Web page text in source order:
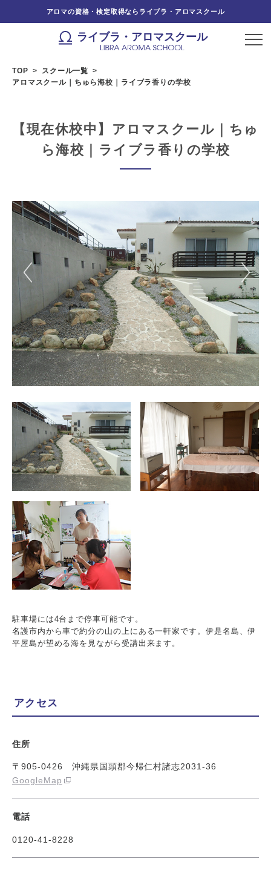
アロマの資格・検定取得ならライブラ・アロマスクール
ライブラ・アロマスクール
TOP
スクール一覧
アロマスクール｜ちゅら海校｜ライブラ香りの学校
【現在休校中】アロマスクール｜ちゅ
ら海校｜ライブラ香りの学校
駐車場には4台まで停車可能です。
名護市内から車で約分の山の上にある一軒家です。伊是名島、伊
平屋島が望める海を見ながら受講出来ます。
アクセス
住所
〒905-0426 沖縄県国頭郡今帰仁村諸志2031-36
GoogleMap
電話
0120-41-8228